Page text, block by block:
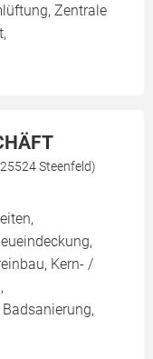
Zentrale
Steenfeld)
Kern- /